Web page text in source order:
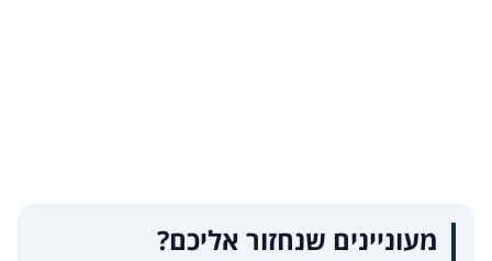
מעוניינים שנחזור אליכם?